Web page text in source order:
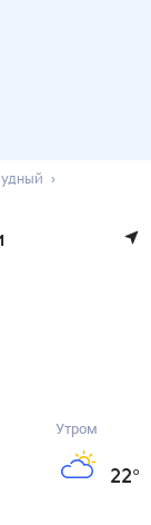
Утром
22°